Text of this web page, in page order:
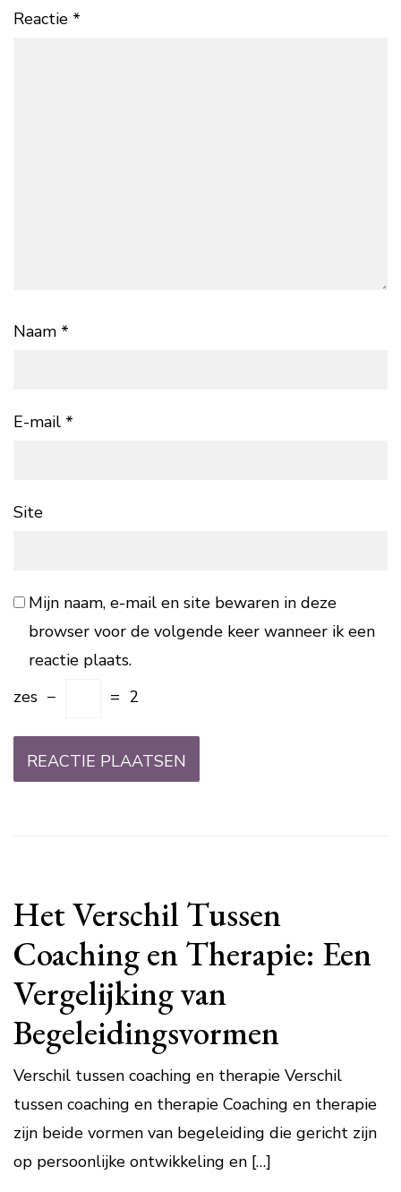
Reactie *
Naam *
E-mail *
Site
Mijn naam, e-mail en site bewaren in deze
browser voor de volgende keer wanneer ik een
reactie plaats.
zes − = 2
Het Verschil Tussen
Coaching en Therapie: Een
Vergelijking van
Begeleidingsvormen
Verschil tussen coaching en therapie Verschil
tussen coaching en therapie Coaching en therapie
zijn beide vormen van begeleiding die gericht zijn
op persoonlijke ontwikkeling en […]